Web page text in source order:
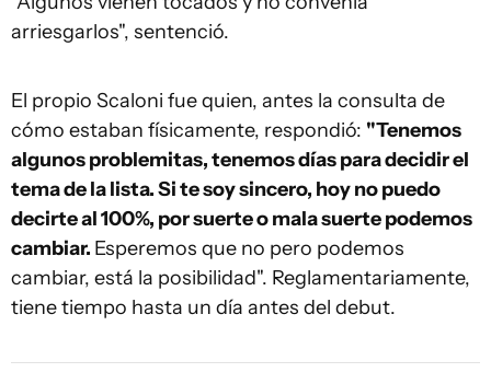
arriesgarlos", sentenció.
El propio Scaloni fue quien, antes la consulta de
cómo estaban físicamente, respondió: "Tenemos
algunos problemitas, tenemos días para decidir el
tema de la lista. Si te soy sincero, hoy no puedo
decirte al 100%, por suerte o mala suerte podemos
cambiar. Esperemos que no pero podemos
cambiar, está la posibilidad". Reglamentariamente,
tiene tiempo hasta un día antes del debut.